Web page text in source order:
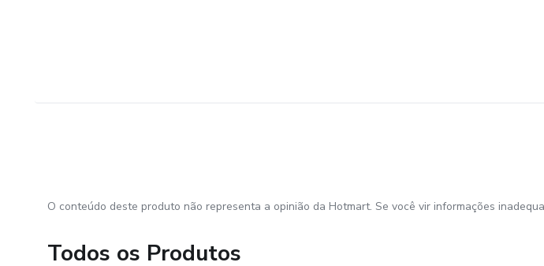
O conteúdo deste produto não representa a opinião da Hotmart. Se você vir informações
Todos os Produtos